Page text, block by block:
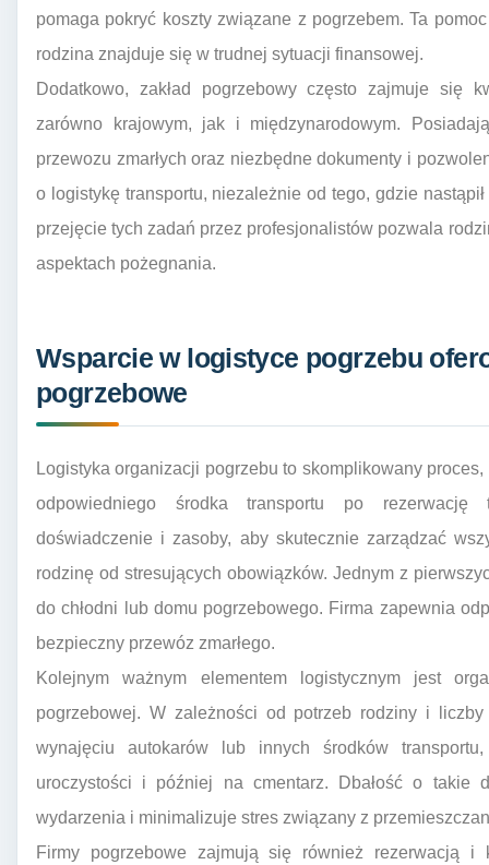
pomaga pokryć koszty związane z pogrzebem. Ta
rodzina znajduje się w trudnej sytuacji finansowej.
Dodatkowo, zakład pogrzebowy często zajmuje się
zarówno krajowym, jak i międzynarodowym.
przewozu zmarłych oraz niezbędne dokumenty i
o logistykę transportu, niezależnie od tego, gdzie
przejęcie tych zadań przez profesjonalistów pozwala
aspektach pożegnania.
Wsparcie w logistyce pogrzebu
pogrzebowe
Logistyka organizacji pogrzebu to skomplikowany
odpowiedniego środka transportu po rezerwację
doświadczenie i zasoby, aby skutecznie zarządzać
rodzinę od stresujących obowiązków. Jednym z
do chłodni lub domu pogrzebowego. Firma zapewnia
bezpieczny przewóz zmarłego.
Kolejnym ważnym elementem logistycznym jest
pogrzebowej. W zależności od potrzeb rodziny i
wynajęciu autokarów lub innych środków
uroczystości i później na cmentarz. Dbałość o takie
wydarzenia i minimalizuje stres związany z
Firmy pogrzebowe zajmują się również rezerwacją i